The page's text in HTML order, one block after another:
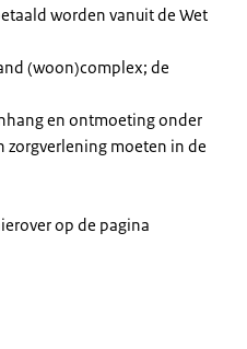
worden vanuit de Wet
(woon)complex; de
en ontmoeting onder
zorgverlening moeten in de
op de pagina